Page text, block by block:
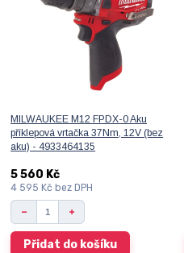
MILWAUKEE M12 FPDX-0 Aku
příklepová vrtačka 37Nm, 12V (bez
aku) - 4933464135
5 560 Kč
4 595 Kč bez DPH
Přidat do košíku